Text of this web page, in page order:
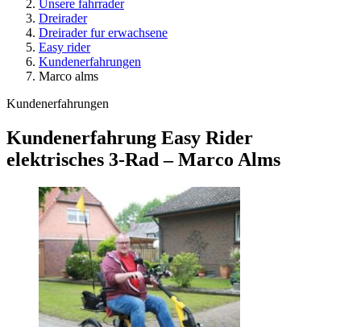
Unsere fahrrader
Dreirader
Dreirader fur erwachsene
Easy rider
Kundenerfahrungen
Marco alms
Kundenerfahrungen
Kundenerfahrung Easy Rider
elektrisches 3-Rad – Marco Alms